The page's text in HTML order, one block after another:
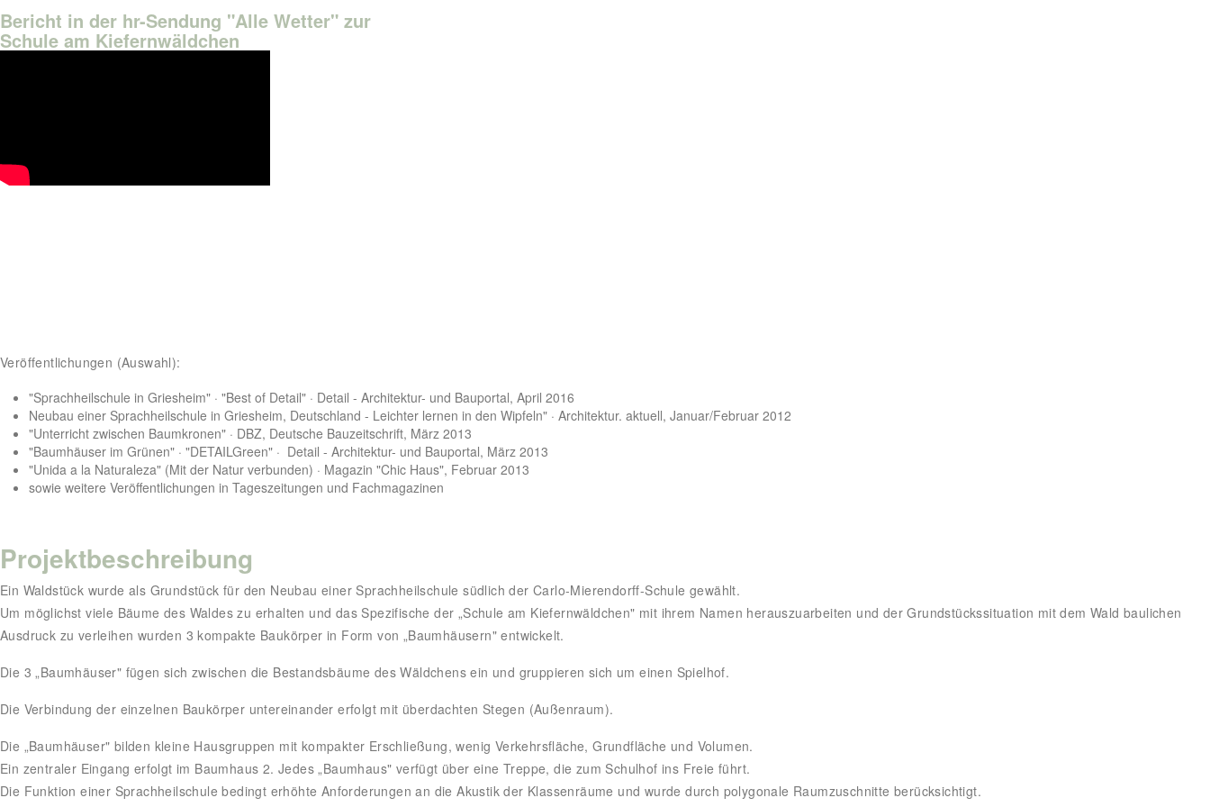
Bericht in der hr-Sendung "Alle Wetter" zur
Schule am Kiefernwäldchen
Veröffentlichungen (Auswahl):
"Sprachheilschule in Griesheim" · "Best of Detail" · Detail - Architektur- und Bauportal, April 2016
Neubau einer Sprachheilschule in Griesheim, Deutschland - Leichter lernen in den Wipfeln" · Architektur. aktuell, Januar/Februar 2012
"Unterricht zwischen Baumkronen" · DBZ, Deutsche Bauzeitschrift, März 2013
"Baumhäuser im Grünen" · "DETAILGreen" · Detail - Architektur- und Bauportal, März 2013
"Unida a la Naturaleza" (Mit der Natur verbunden) · Magazin "Chic Haus", Februar 2013
sowie weitere Veröffentlichungen in Tageszeitungen und Fachmagazinen
Projektbeschreibung
Ein Waldstück wurde als Grundstück für den Neubau einer Sprachheilschule südlich der Carlo-Mierendorff-Schule gewählt.
Um möglichst viele Bäume des Waldes zu erhalten und das Spezifische der „Schule am Kiefernwäldchen" mit ihrem Namen herauszuarbeiten und der Grundstückssituation mit dem Wald baulichen
Ausdruck zu verleihen wurden 3 kompakte Baukörper in Form von „Baumhäusern" entwickelt.
Die 3 „Baumhäuser" fügen sich zwischen die Bestandsbäume des Wäldchens ein und gruppieren sich um einen Spielhof.
Die Verbindung der einzelnen Baukörper untereinander erfolgt mit überdachten Stegen (Außenraum).
Die „Baumhäuser" bilden kleine Hausgruppen mit kompakter Erschließung, wenig Verkehrsfläche, Grundfläche und Volumen.
Ein zentraler Eingang erfolgt im Baumhaus 2. Jedes „Baumhaus" verfügt über eine Treppe, die zum Schulhof ins Freie führt.
Die Funktion einer Sprachheilschule bedingt erhöhte Anforderungen an die Akustik der Klassenräume und wurde durch polygonale Raumzuschnitte berücksichtigt.